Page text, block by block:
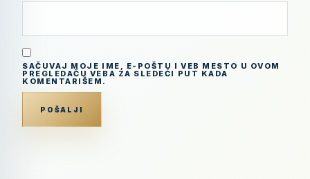
SAČUVAJ MOJE IME, E-POŠTU I VEB MESTO U OVOM
PREGLEDAČU VEBA ZA SLEDEĆI PUT KADA
KOMENTARIŠEM.